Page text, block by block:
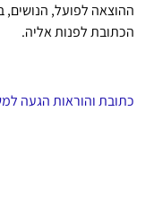
ההוצאה לפועל, הנושים,
הכתובת לפנות אליה.
כתובת והוראות הגעה